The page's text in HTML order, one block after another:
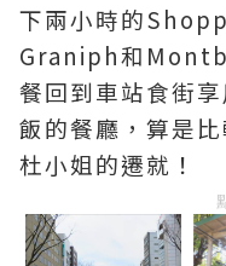
下兩小時的
Graniph和
餐回到車站食街
飯的餐廳，算是比
杜小姐的遷就！